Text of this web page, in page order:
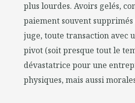
plus lourdes. Avoirs gelés,
paiement souvent
juge, toute transaction avec
pivot (soit presque tout le
dévastatrice pour une
physiques, mais aussi